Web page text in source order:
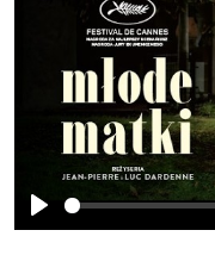
Play